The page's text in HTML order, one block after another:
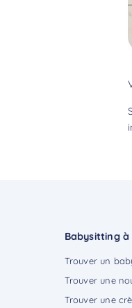
Babysitting à
Trouver un
Trouver une
Trouver une